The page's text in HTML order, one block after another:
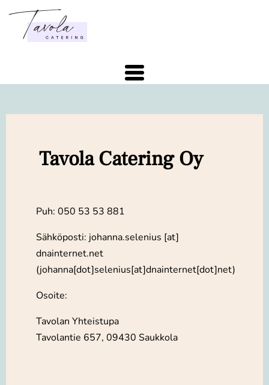
Hyppää
pääsisältöön
Tavola Catering Oy
Puh: 050 53 53 881
Sähköposti: johanna.selenius [at]
dnainternet.net
(johanna[dot]selenius[at]dnainternet[dot]net)
Osoite:
Tavolan Yhteistupa
Tavolantie 657, 09430 Saukkola